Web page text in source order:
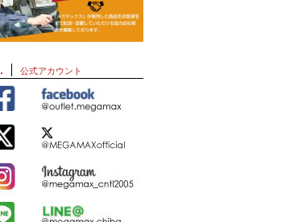
公式アカウント